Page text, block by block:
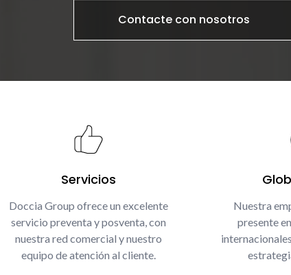
Contacte con nosotros
Servicios
Doccia Group ofrece un excelente
servicio preventa y posventa, con
nuestra red comercial y nuestro
equipo de atención al cliente.
Nuestra
presente